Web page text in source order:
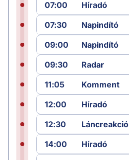
07:00
Híradó
07:30
Napindító
09:00
Napindító
09:30
Radar
11:05
Komment
12:00
Híradó
12:30
Láncreakció
14:00
Híradó